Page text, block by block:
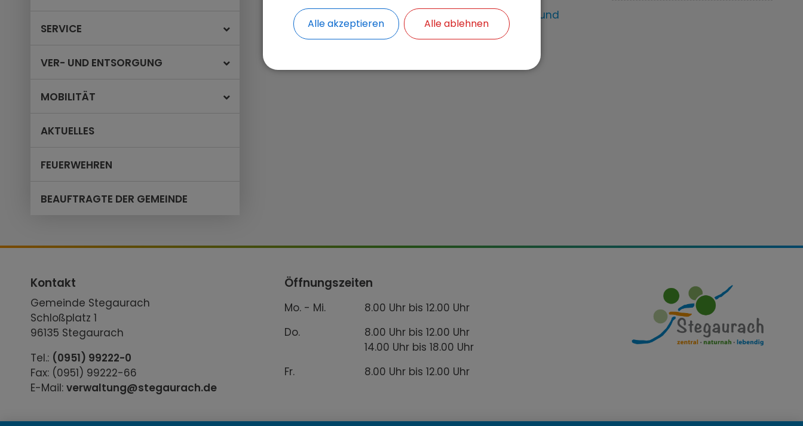
SERVICE
VER- UND ENTSORGUNG
MOBILITÄT
AKTUELLES
FEUERWEHREN
BEAUFTRAGTE DER GEMEINDE
Winterdienst; Räumung und Streuung bei Schnee und
Eisglätte
Kontakt
Gemeinde Stegaurach
Schloßplatz 1
96135 Stegaurach
Tel.: (0951) 99222-0
Fax: (0951) 99222-66
E-Mail:verwaltung@stegaurach.de
Öffnungszeiten
Mo. - Mi.
8.00 Uhr bis 12.00 Uhr
Do.
8.00 Uhr bis 12.00 Uhr
14.00 Uhr bis 18.00 Uhr
Fr.
8.00 Uhr bis 12.00 Uhr
Alle akzeptieren Alle ablehnen